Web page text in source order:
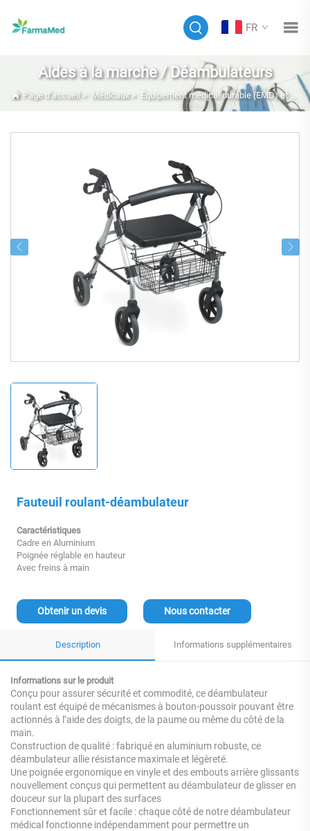
FR
Aides à la marche / Déambulateurs
Page d’accueil> Médicaux> Équipement médical durable (EMD) et mobilier
Fauteuil roulant-déambulateur
Caractéristiques
Cadre en Aluminium
Poignée réglable en hauteur
Avec freins à main
Obtenir un devis Nous contacter
Description Informations supplémentaires
Informations sur le produit
Conçu pour assurer sécurité et commodité, ce déambulateur
roulant est équipé de mécanismes à bouton-poussoir pouvant être
actionnés à l’aide des doigts, de la paume ou même du côté de la
main.
Construction de qualité : fabriqué en aluminium robuste, ce
déambulateur allie résistance maximale et légèreté.
Une poignée ergonomique en vinyle et des embouts arrière glissants
nouvellement conçus qui permettent au déambulateur de glisser en
douceur sur la plupart des surfaces
Fonctionnement sûr et facile : chaque côté de notre déambulateur
médical fonctionne indépendamment pour permettre un